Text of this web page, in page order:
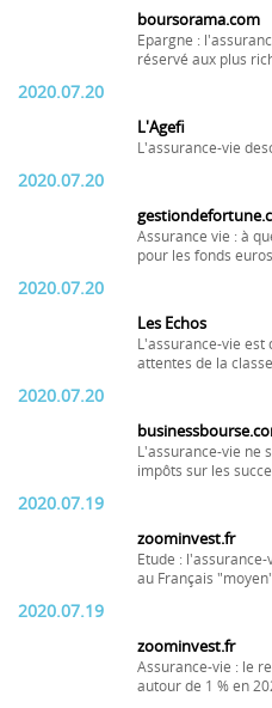
boursorama.com
Epargne :
réservé aux plus
2020.07.20
L'Agefi
L'assurance-vie
2020.07.20
Assurance vie : à
pour les fonds
2020.07.20
Les Echos
L'assurance-vie est
attentes de la
2020.07.20
L'assurance-vie ne
impôts sur les
2020.07.19
zoominvest.fr
Etude :
au Français "moyen"
2020.07.19
zoominvest.fr
Assurance-vie : le
autour de 1 % en